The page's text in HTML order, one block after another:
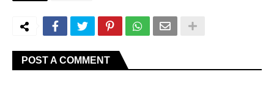
POST A COMMENT